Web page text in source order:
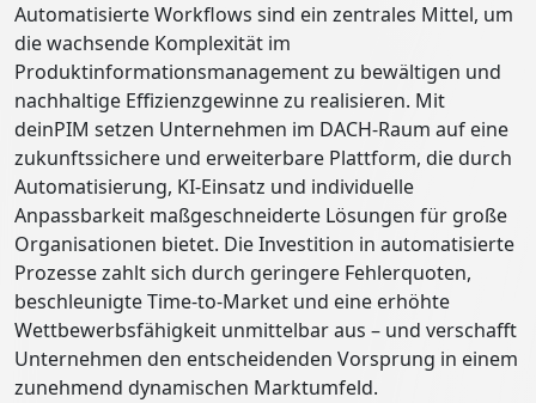
Automatisierte Workflows sind ein zentrales Mittel, um
die wachsende Komplexität im
Produktinformationsmanagement zu bewältigen und
nachhaltige Effizienzgewinne zu realisieren. Mit
deinPIM setzen Unternehmen im DACH-Raum auf eine
zukunftssichere und erweiterbare Plattform, die durch
Automatisierung, KI-Einsatz und individuelle
Anpassbarkeit maßgeschneiderte Lösungen für große
Organisationen bietet. Die Investition in automatisierte
Prozesse zahlt sich durch geringere Fehlerquoten,
beschleunigte Time-to-Market und eine erhöhte
Wettbewerbsfähigkeit unmittelbar aus – und verschafft
Unternehmen den entscheidenden Vorsprung in einem
zunehmend dynamischen Marktumfeld.